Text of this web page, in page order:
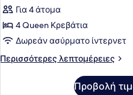
Two
Bedroom
Family
Room
Front
Για 4 άτομα
4 Queen Κρεβάτια
Δωρεάν ασύρματο ίντερνετ
Περισσότερες λεπτομέρειες
Περισσότερες
Προβολή